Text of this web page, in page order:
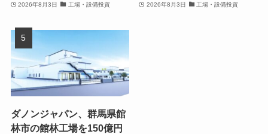
2026年8月3日 工場・設備投資 2026年8月3日 工場・設備投資
ダノンジャパン、群馬県館
林市の館林工場を150億円